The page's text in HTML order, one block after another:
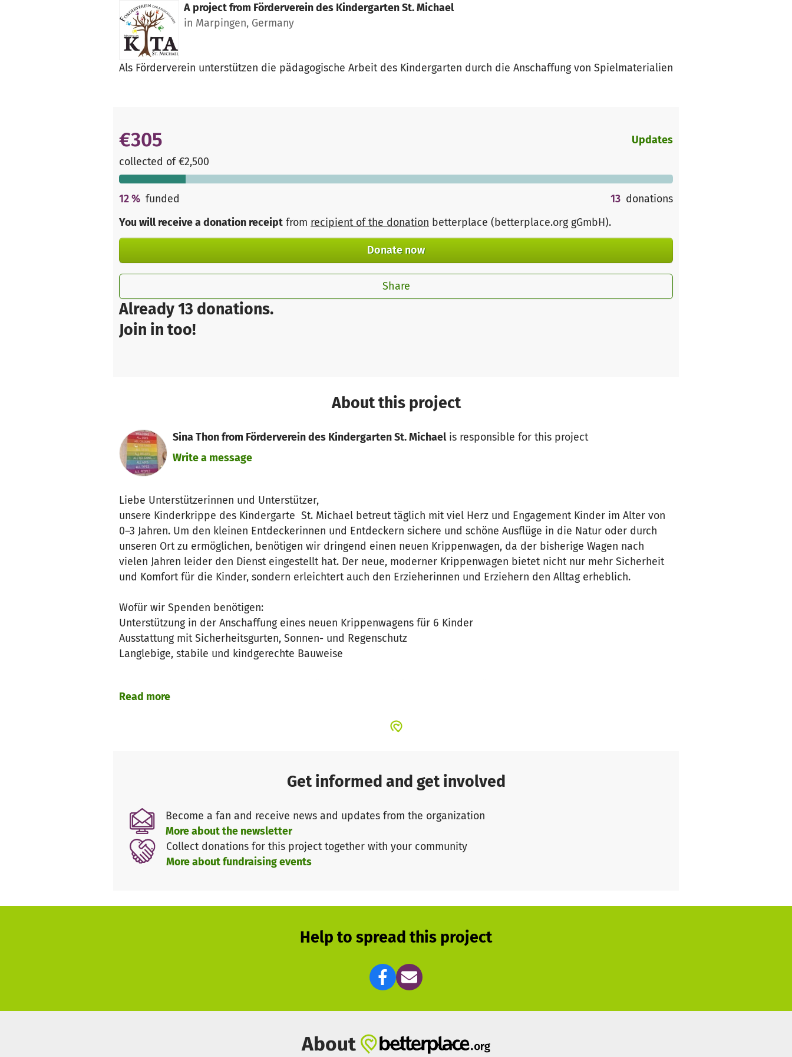
A project from Förderverein des Kindergarten St. Michael
in Marpingen, Germany
Als Förderverein unterstützen die pädagogische Arbeit des Kindergarten durch die Anschaffung von Spielmaterialien
Already 13 donations.
Join in too!
€305
collected of €2,500
Updates
12% funded 13 donations
You will receive a donation receipt from recipient of the donation betterplace (betterplace.org gGmbH).
Donate now
Share
About this project
Sina Thon from Förderverein des Kindergarten St. Michaelis responsible for this project
Write a message
Liebe Unterstützerinnen und Unterstützer,
unsere Kinderkrippe des Kindergarte St. Michael betreut täglich mit viel Herz und Engagement Kinder im Alter von
0–3 Jahren. Um den kleinen Entdeckerinnen und Entdeckern sichere und schöne Ausflüge in die Natur oder durch
unseren Ort zu ermöglichen, benötigen wir dringend einen neuen Krippenwagen, da der bisherige Wagen nach
vielen Jahren leider den Dienst eingestellt hat. Der neue, moderner Krippenwagen bietet nicht nur mehr Sicherheit
und Komfort für die Kinder, sondern erleichtert auch den Erzieherinnen und Erziehern den Alltag erheblich.
Wofür wir Spenden benötigen:
Unterstützung in der Anschaffung eines neuen Krippenwagens für 6 Kinder
Ausstattung mit Sicherheitsgurten, Sonnen- und Regenschutz
Langlebige, stabile und kindgerechte Bauweise
Ziel zu erreichen. Gemeinsam ermöglichen wir unseren Kleinsten schöne Erlebnisse im Freien – sicher, bequem und
Alternativ können Sie auch direkt vor Ort spenden oder uns persönlich ansprechen.
Wir danken Ihnen von Herzen für Ihre Unterstützung!
Mit freundlichen Grüßen
Ihr Team des Fördervereins
Read more
Get informed and get involved
Become a fan and receive news and updates from the organization
More about the newsletter
Collect donations for this project together with your community
More about fundraising events
Help to spread this project
About